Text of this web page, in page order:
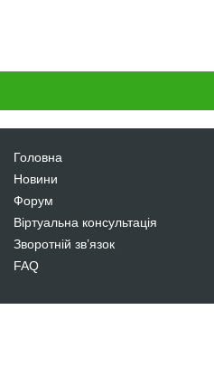
Головна
Новини
Форум
Віртуальна консультація
Зворотній зв’язок
FAQ